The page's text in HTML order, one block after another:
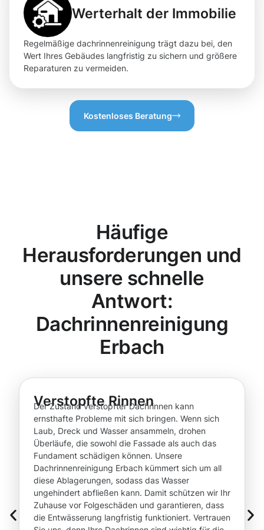
Werterhalt der Immobilie
Regelmäßige dachrinnenreinigung trägt dazu bei, den
Wert Ihres Gebäudes langfristig zu sichern und größere
Reparaturen zu vermeiden.
Kostenloses Beratung
Häufige
Herausforderungen und
unsere schnelle
Antwort:
Dachrinnenreinigung
Erbach
Verstopfte Rinnen
Der Zustand verstopfter Dachrinnen kann
ernsthafte Probleme mit sich bringen. Wenn sich
Laub, Dreck und Wasser ansammeln, drohen
Überläufe, die sowohl die Fassade als auch das
Fundament schädigen können. Unsere
Dachrinnenreinigung Erbach kümmert sich um all
diese Ablagerungen, sodass das Wasser
ungehindert abfließen kann. Damit schützen wir Ihr
Zuhause vor Folgeschäden und garantieren, dass
die Entwässerung langfristig funktioniert. Vertrauen